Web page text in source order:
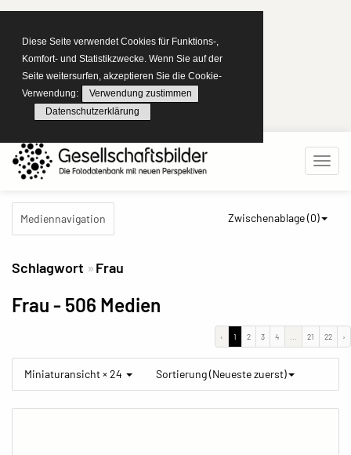
Diese Seite verwendet Cookies für Funktions-,
Komfort- und Statistikzwecke. Wenn Sie auf der
Seite weitersurfen, akzeptieren Sie die Cookie-
Verwendung:
Verwendung zustimmen
Datenschutzerklärung
Mediennavigation Zwischenablage (0)
Schlagwort Frau
Frau - 506 Medien
‹ 1 2 3 4 21 22 ›
Miniaturansicht × 24 Sortierung (Neueste zuerst)